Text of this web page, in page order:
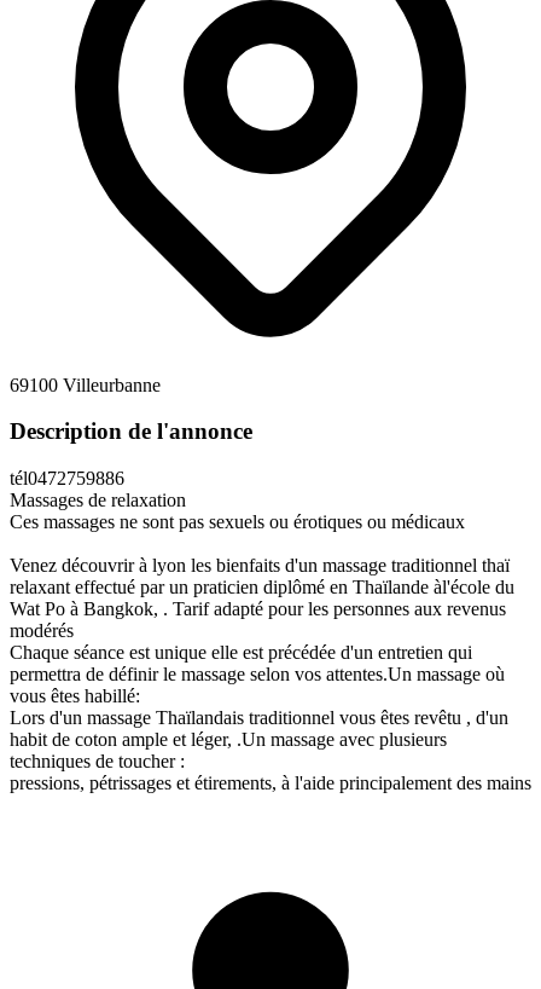
69100 Villeurbanne
Description de l'annonce
tél0472759886
Massages de relaxation
Ces massages ne sont pas sexuels ou érotiques ou médicaux
Venez découvrir à lyon les bienfaits d'un massage traditionnel thaï
relaxant effectué par un praticien diplômé en Thaïlande àl'école du
Wat Po à Bangkok, . Tarif adapté pour les personnes aux revenus
modérés
Chaque séance est unique elle est précédée d'un entretien qui
permettra de définir le massage selon vos attentes.Un massage où
vous êtes habillé:
Lors d'un massage Thaïlandais traditionnel vous êtes revêtu , d'un
habit de coton ample et léger, .Un massage avec plusieurs
techniques de toucher :
pressions, pétrissages et étirements, à l'aide principalement des mains